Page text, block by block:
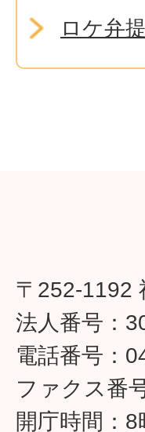
ロケ弁
〒252-1192
法人番号：
電話番号：
ファクス番
開庁時間：